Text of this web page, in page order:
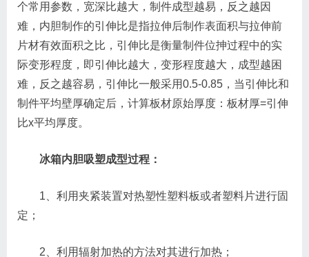
个常用参数，宽深比越大，制件成型越易，反之越因
难，内胆制作的引伸比是指拉伸后制作表面积与拉伸前
片材有效面积之比，引伸比是衡量制件位抻过程中的实
际变形程度，即引伸比越大，变形程度越大，成型越困
难，反之越容易，引伸比一般采用0.5-0.85，当引伸比和
制件平均壁厚确定后，计算板材原始厚度：板材厚=引伸
比x平均厚度。
冰箱内胆吸塑成型过程：
1、利用夹紧装置对热塑性塑料板或者塑料片进行固
定；
2、利用辐射加热的方法对其进行加热；